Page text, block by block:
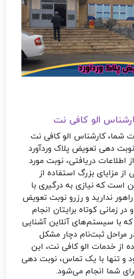
الو کافی‌ نت
شما، کارشناس الو کافی نت
نوبت دهی تعویض پلاک وردآورد
اطلاعات دریافتی، نوبت مورد
مزایای بزرگ استفاده از
است که نیازی به درگیری با
ندارید و رزرو نوبت تعویض
در زمانی کوتاه برایتان انجام
با سیستم‌های آنلاین آشنایی
مراحل ثبت‌نام دچار مشکل
از خدمات الو کافی نت، این
و تنها با یک تماس، نوبت دهی
شما انجام می‌شود.